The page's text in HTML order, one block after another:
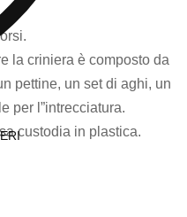
la criniera è composto da
pettine, un set di aghi, un
per l”intrecciatura.
custodia in plastica.